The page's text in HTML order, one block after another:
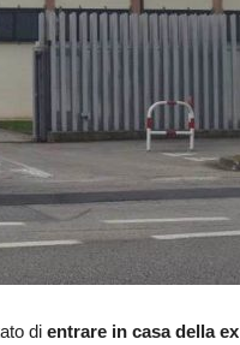
di entrare in casa della ex